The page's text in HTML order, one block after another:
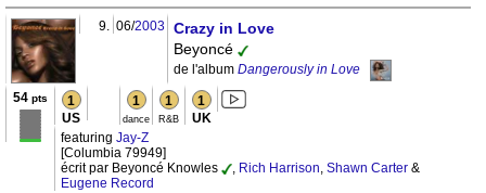
9. 06/2003
Crazy in Love
Beyoncé
de l'album Dangerously in Love
54 pts 1
US
1
dance
1
R&B
1
UK
featuring Jay-Z
[Columbia 79949]
écrit par Beyoncé Knowles
, Rich Harrison, Shawn Carter &
Eugene Record